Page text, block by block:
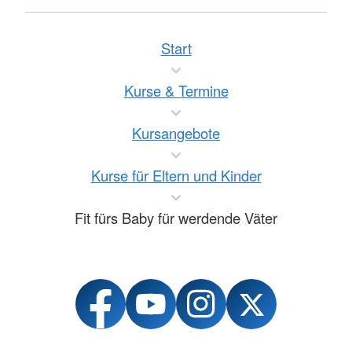
Start
Kurse & Termine
Kursangebote
Kurse für Eltern und Kinder
Fit fürs Baby für werdende Väter